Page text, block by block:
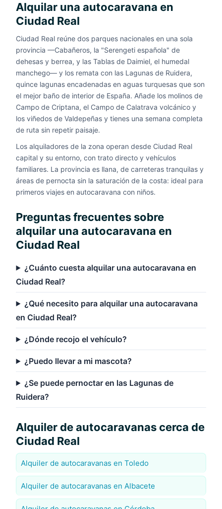
Alquilar una autocaravana en
Ciudad Real
Ciudad Real reúne dos parques nacionales en una sola
provincia —Cabañeros, la "Serengeti española" de
dehesas y berrea, y las Tablas de Daimiel, el humedal
manchego— y los remata con las Lagunas de Ruidera,
quince lagunas encadenadas en aguas turquesas que son
el mejor baño de interior de España. Añade los molinos de
Campo de Criptana, el Campo de Calatrava volcánico y
los viñedos de Valdepeñas y tienes una semana completa
de ruta sin repetir paisaje.
Los alquiladores de la zona operan desde Ciudad Real
capital y su entorno, con trato directo y vehículos
familiares. La provincia es llana, de carreteras tranquilas y
áreas de pernocta sin la saturación de la costa: ideal para
primeros viajes en autocaravana con niños.
Preguntas frecuentes sobre
alquilar una autocaravana en
Ciudad Real
¿Cuánto cuesta alquilar una autocaravana en
Ciudad Real?
¿Qué necesito para alquilar una autocaravana
en Ciudad Real?
¿Dónde recojo el vehículo?
¿Puedo llevar a mi mascota?
¿Se puede pernoctar en las Lagunas de
Ruidera?
Alquiler de autocaravanas cerca de
Ciudad Real
Alquiler de autocaravanas en Toledo
Alquiler de autocaravanas en Albacete